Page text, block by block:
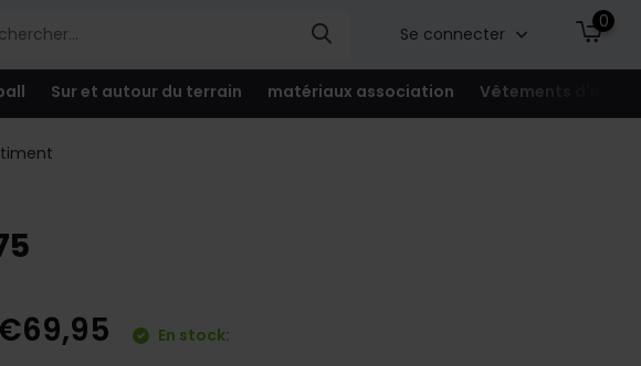
Se connecter
0
Sur et autour du terrain matériaux association Vêtements
En stock: